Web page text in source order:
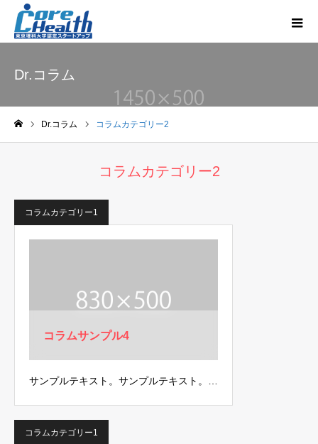
Dr.コラム
Dr.コラム コラムカテゴリー2
コラムカテゴリー2
コラムカテゴリー1
コラムサンプル4
サンプルテキスト。サンプルテキスト。…
コラムカテゴリー1